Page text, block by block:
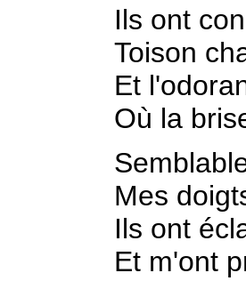
Ils ont
Toison
Et
Où la
Mes
Ils ont
Et m'ont